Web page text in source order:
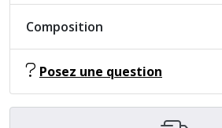
Composition
Posez une question